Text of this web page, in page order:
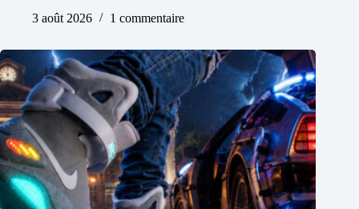
3 août 2026
1 commentaire